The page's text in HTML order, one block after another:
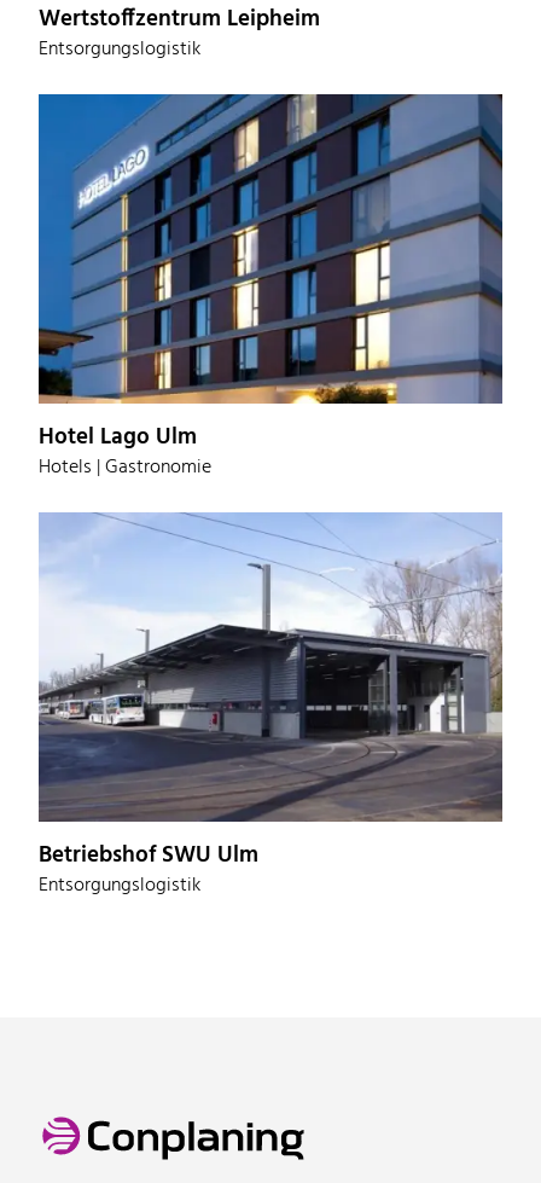
Wertstoffzentrum Leipheim
Entsorgungslogistik
Hotel Lago Ulm
Hotels | Gastronomie
Betriebshof SWU Ulm
Entsorgungslogistik